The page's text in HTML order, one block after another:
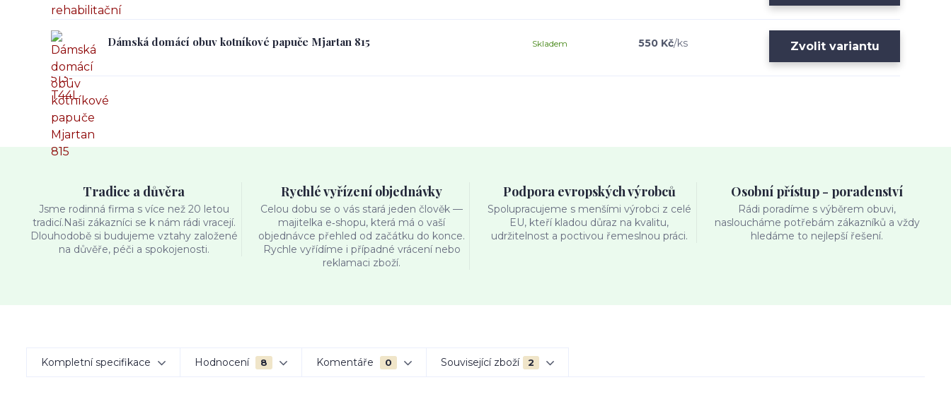
Dámská domácí obuv kotníkové papuče Mjartan 815 550 Kč/ks
Skladem Zvolit variantu
Tradice a důvěra
Jsme rodinná firma s více než 20 letou
tradicí.Naši zákazníci se k nám rádi vracejí.
Dlouhodobě si budujeme vztahy založené
na důvěře, péči a spokojenosti.
Rychlé vyřízení objednávky
Celou dobu se o vás stará jeden člověk —
majitelka e‑shopu, která má o vaší
objednávce přehled od začátku do konce.
Rychle vyřídíme i případné vrácení nebo
reklamaci zboží.
Podpora evropských výrobců
Spolupracujeme s menšími výrobci z celé
EU, kteří kladou důraz na kvalitu,
udržitelnost a poctivou řemeslnou práci.
Osobní přístup - poradenství
Rádi poradíme s výběrem obuvi,
nasloucháme potřebám zákazníků a vždy
hledáme to nejlepší řešení.
Kompletní specifikace Hodnocení 8 Komentáře 0 Související zboží 2